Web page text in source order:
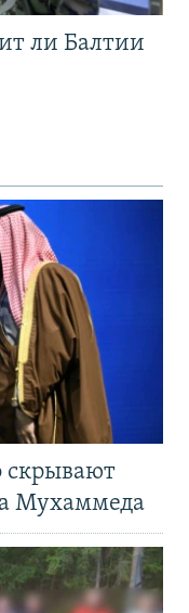
ли Балтии
Мухаммеда